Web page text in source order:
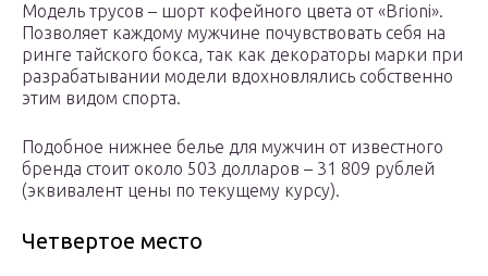
Модель трусов – шорт кофейного цвета от «Brioni».
Позволяет каждому мужчине почувствовать себя на
ринге тайского бокса, так как декораторы марки при
разрабатывании модели вдохновлялись собственно
этим видом спорта.
Подобное нижнее белье для мужчин от известного
бренда стоит около 503 долларов – 31 809 рублей
(эквивалент цены по текущему курсу).
Четвертое место